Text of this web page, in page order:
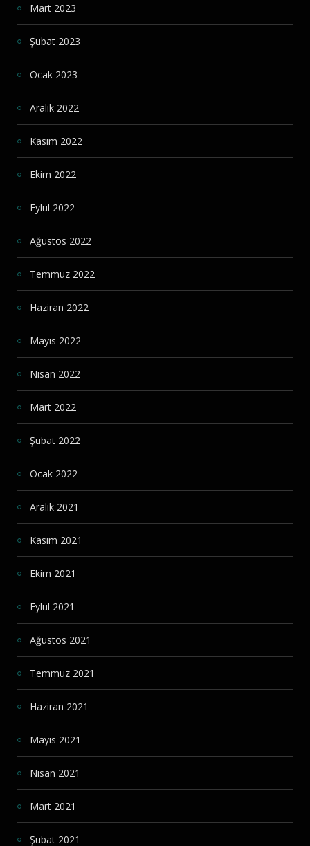
Mart 2023
Şubat 2023
Ocak 2023
Aralık 2022
Kasım 2022
Ekim 2022
Eylül 2022
Ağustos 2022
Temmuz 2022
Haziran 2022
Mayıs 2022
Nisan 2022
Mart 2022
Şubat 2022
Ocak 2022
Aralık 2021
Kasım 2021
Ekim 2021
Eylül 2021
Ağustos 2021
Temmuz 2021
Haziran 2021
Mayıs 2021
Nisan 2021
Mart 2021
Şubat 2021